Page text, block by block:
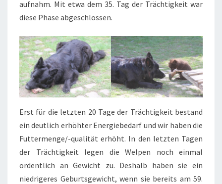
aufnahm. Mit etwa dem 35. Tag der Trächtigkeit war
diese Phase abgeschlossen.
Erst für die letzten 20 Tage der Trächtigkeit bestand
ein deutlich erhöhter Energiebedarf und wir haben die
Futtermenge/-qualität erhöht. In den letzten Tagen
der Trächtigkeit legen die Welpen noch einmal
ordentlich an Gewicht zu. Deshalb haben sie ein
niedrigeres Geburtsgewicht, wenn sie bereits am 59.